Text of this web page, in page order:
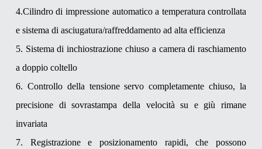
4.Cilindro di impressione automatico a temperatura controllata
e sistema di asciugatura/raffreddamento ad alta efficienza
5. Sistema di inchiostrazione chiuso a camera di raschiamento
a doppio coltello
6. Controllo della tensione servo completamente chiuso, la
precisione di sovrastampa della velocità su e giù rimane
invariata
7. Registrazione e posizionamento rapidi, che possono